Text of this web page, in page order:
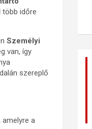
több időre
Személyi
van, így
szereplő
amelyre a